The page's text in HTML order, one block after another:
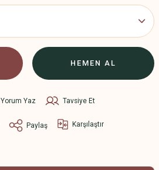
HEMEN AL
Yorum Yaz Tavsiye Et
Paylaş Karşılaştır